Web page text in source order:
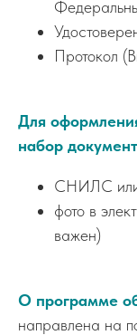
Протокол
Для
набор
СНИЛС
фото в
важен)
О программе
направлена на